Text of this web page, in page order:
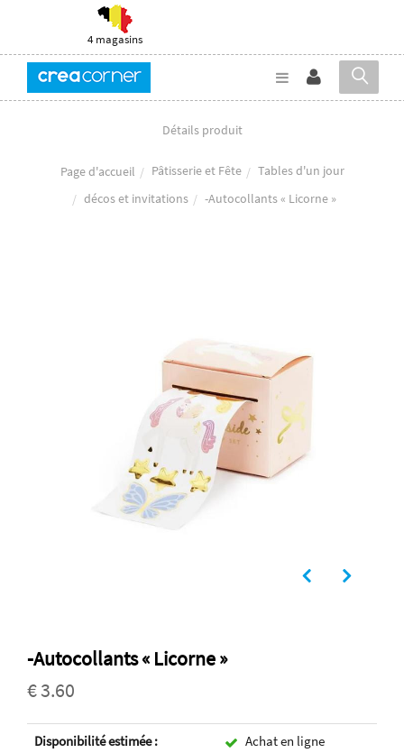
4 magasins
Détails produit
Page d'accueil Pâtisserie et Fête
Tables d'un jour
décos et invitations
-Autocollants « Licorne »
-Autocollants « Licorne »
€ 3.60
Disponibilité estimée :
Achat en ligne